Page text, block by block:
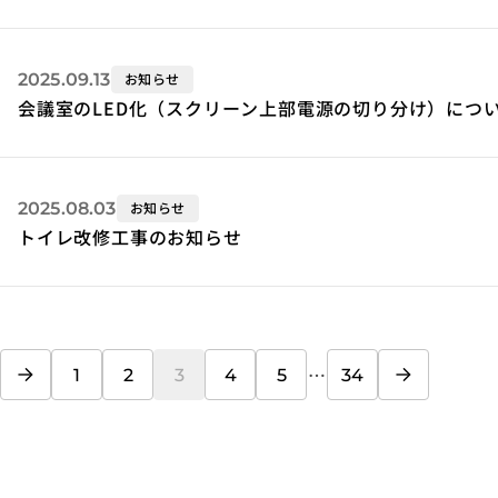
2025.09.13 お知らせ
会議室のLED化（スクリーン上部電源の切り分け）につ
2025.08.03 お知らせ
トイレ改修工事のお知らせ
前へ 1 2 3 4 5 … 34 次へ